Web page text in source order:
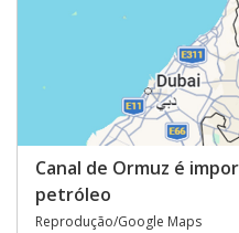
Canal de Ormuz é
petróleo
Reprodução/Google Maps